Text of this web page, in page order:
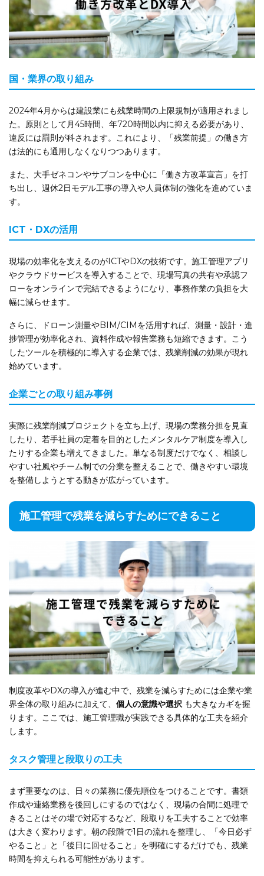
国・業界の取り組み
2024年4月からは建設業にも残業時間の上限規制が適用されまし
た。原則として月45時間、年720時間以内に抑える必要があり、
違反には罰則が科されます。これにより、「残業前提」の働き方
は法的にも通用しなくなりつつあります。
また、大手ゼネコンやサブコンを中心に「働き方改革宣言」を打
ち出し、週休2日モデル工事の導入や人員体制の強化を進めていま
す。
ICT・DXの活用
現場の効率化を支えるのがICTやDXの技術です。施工管理アプリ
やクラウドサービスを導入することで、現場写真の共有や承認フ
ローをオンラインで完結できるようになり、事務作業の負担を大
幅に減らせます。
さらに、ドローン測量やBIM/CIMを活用すれば、測量・設計・進
捗管理が効率化され、資料作成や報告業務も短縮できます。こう
したツールを積極的に導入する企業では、残業削減の効果が現れ
始めています。
企業ごとの取り組み事例
実際に残業削減プロジェクトを立ち上げ、現場の業務分担を見直
したり、若手社員の定着を目的としたメンタルケア制度を導入し
たりする企業も増えてきました。単なる制度だけでなく、相談し
やすい社風やチーム制での分業を整えることで、働きやすい環境
を整備しようとする動きが広がっています。
施工管理で残業を減らすためにできること
制度改革やDXの導入が進む中で、残業を減らすためには企業や業
界全体の取り組みに加えて、 個人の意識や選択 も大きなカギを握
ります。ここでは、施工管理職が実践できる具体的な工夫を紹介
します。
タスク管理と段取りの工夫
まず重要なのは、日々の業務に優先順位をつけることです。書類
作成や連絡業務を後回しにするのではなく、現場の合間に処理で
きることはその場で対応するなど、段取りを工夫することで効率
は大きく変わります。朝の段階で1日の流れを整理し、「今日必ず
やること」と「後日に回せること」を明確にするだけでも、残業
時間を抑えられる可能性があります。